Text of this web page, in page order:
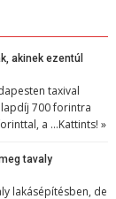
akinek ezentúl
taxival
700 forintra
a …Kattints! »
tavaly
lakásépítésben, de